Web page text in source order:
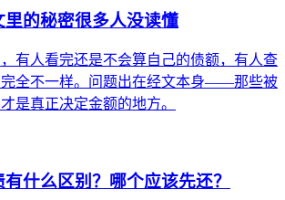
里的秘密很多人没读懂
有人看完还是不会算自己的债额，有人查
全不一样。问题出在经文本身——那些被
是真正决定金额的地方。
什么区别？哪个应该先还？